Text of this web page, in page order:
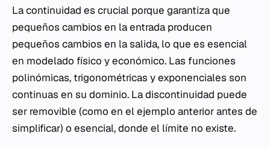
La continuidad es crucial porque garantiza que
pequeños cambios en la entrada producen
pequeños cambios en la salida, lo que es esencial
en modelado físico y económico. Las funciones
polinómicas, trigonométricas y exponenciales son
continuas en su dominio. La discontinuidad puede
ser removible (como en el ejemplo anterior antes de
simplificar) o esencial, donde el límite no existe.